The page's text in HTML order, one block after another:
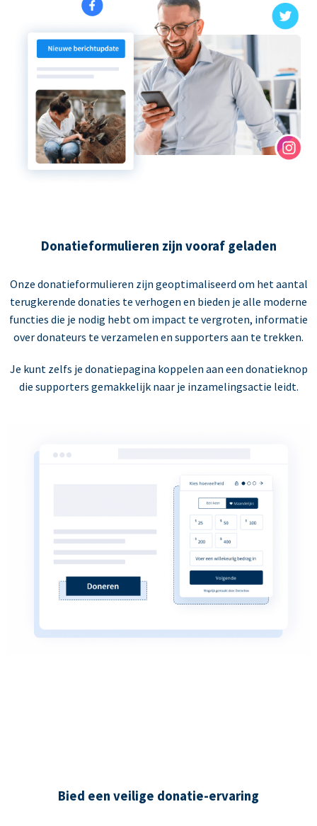
Donatieformulieren zijn vooraf geladen
Onze donatieformulieren zijn geoptimaliseerd om het aantal
terugkerende donaties te verhogen en bieden je alle moderne
functies die je nodig hebt om impact te vergroten, informatie
over donateurs te verzamelen en supporters aan te trekken.
Je kunt zelfs je donatiepagina koppelen aan een donatieknop
die supporters gemakkelijk naar je inzamelingsactie leidt.
Bied een veilige donatie-ervaring